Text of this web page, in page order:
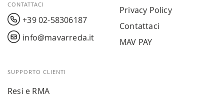
CONTATTACI
+39 02-58306187
info@mavarreda.it
Privacy Policy
Contattaci
MAV PAY
SUPPORTO CLIENTI
Resi e RMA